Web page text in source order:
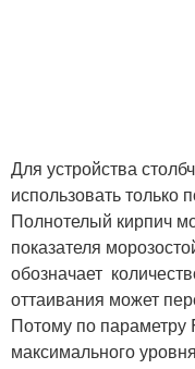
Для устройства
использовать
Полнотелый кирпич
показателя
обозначает
оттаивания может
Потому по параметру
максимального